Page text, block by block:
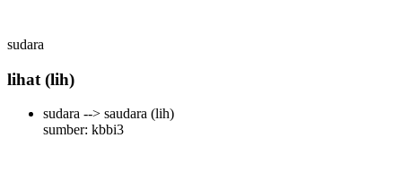
sudara
lihat (lih)
sudara --> saudara (lih)
sumber: kbbi3